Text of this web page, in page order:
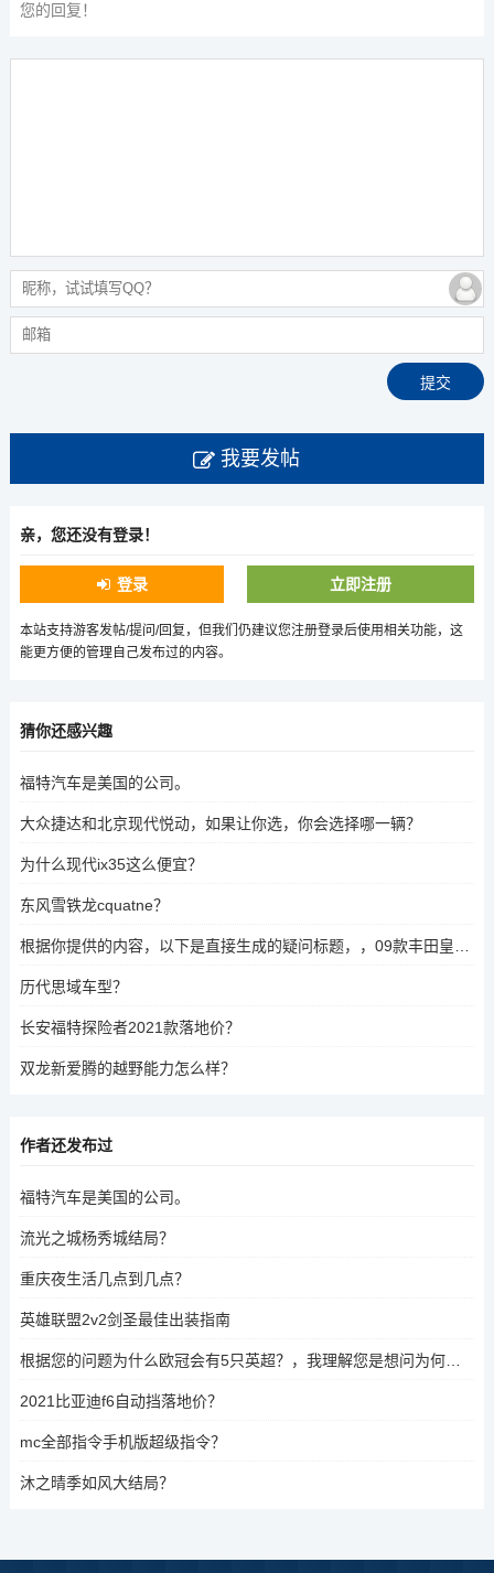
您的回复！
我要发帖
亲，您还没有登录！
登录 立即注册
本站支持游客发帖/提问/回复，但我们仍建议您注册登录后使用相关功能，这
能更方便的管理自己发布过的内容。
猜你还感兴趣
福特汽车是美国的公司。
大众捷达和北京现代悦动，如果让你选，你会选择哪一辆？
为什么现代ix35这么便宜？
东风雪铁龙cquatne？
根据你提供的内容，以下是直接生成的疑问标题，，09款丰田皇冠2.5多少匹马力？
历代思域车型？
长安福特探险者2021款落地价？
双龙新爱腾的越野能力怎么样？
作者还发布过
福特汽车是美国的公司。
流光之城杨秀城结局？
重庆夜生活几点到几点？
英雄联盟2v2剑圣最佳出装指南
根据您的问题为什么欧冠会有5只英超？，我理解您是想问为何欧洲冠军联赛（欧冠）会有五支球队赢得过英超（英格兰顶级足球联赛）冠军。如果是这样，可能是因为某些球队在不同赛季中赢得了英超冠军。例如，曼联、阿森纳、利物浦等球队在不同赛季中都曾夺得英超冠军。因此，欧冠的球队中可能有多支球队在英超中赢得过冠军。，如果您的问题是指某个特定球队在英超中赢得冠军五次，请提供更多信息以便我更好地回答。
2021比亚迪f6自动挡落地价？
mc全部指令手机版超级指令？
沐之晴季如风大结局？